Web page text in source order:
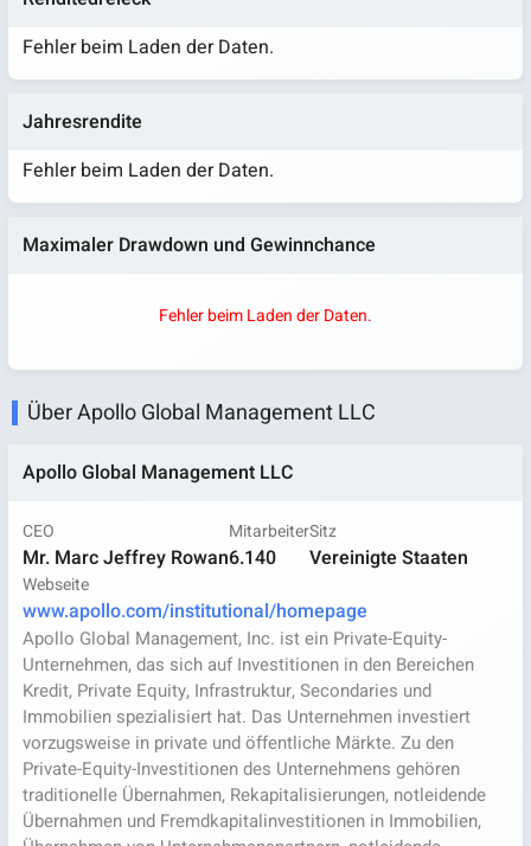
Fehler beim Laden der Daten.
Jahresrendite
Fehler beim Laden der Daten.
Maximaler Drawdown und Gewinnchance
Fehler beim Laden der Daten.
Über Apollo Global Management LLC
Apollo Global Management LLC
CEO
Mr. Marc Jeffrey Rowan
Mitarbeiter
6.140
Sitz
Vereinigte Staaten
Webseite
www.apollo.com/institutional/homepage
Apollo Global Management, Inc. ist ein Private-Equity-
Unternehmen, das sich auf Investitionen in den Bereichen
Kredit, Private Equity, Infrastruktur, Secondaries und
Immobilien spezialisiert hat. Das Unternehmen investiert
vorzugsweise in private und öffentliche Märkte. Zu den
Private-Equity-Investitionen des Unternehmens gehören
traditionelle Übernahmen, Rekapitalisierungen, notleidende
Übernahmen und Fremdkapitalinvestitionen in Immobilien,